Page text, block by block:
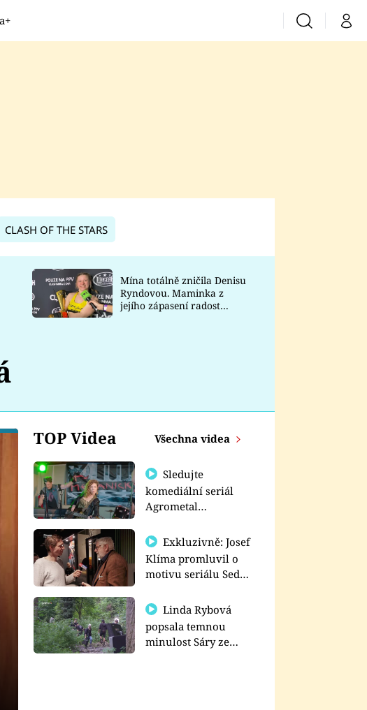
VyhledáváníMůj
Prima Lajk
Sledujte nás
CLASH OF THE STARS
Mína totálně zničila Denisu
Ryndovou. Maminka z
jejího zápasení radost
TOP Videa Všechna videa
Sledujte
komediální seriál
Agrometal
prima+
Exkluzivně: Josef
Klíma promluvil o
motivu seriálu Sedm
Linda Rybová
popsala temnou
minulost Sáry ze